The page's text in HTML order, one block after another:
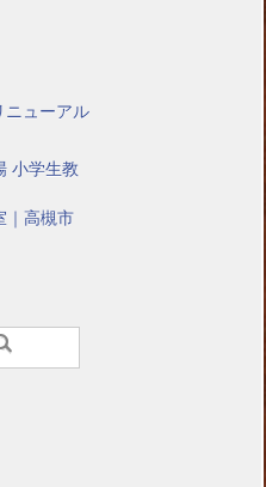
ニューアル
小学生教
｜高槻市